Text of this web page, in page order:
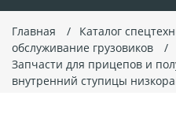
Главная Каталог
обслуживание грузовиков
Запчасти для прицепов и
внутренний ступицы